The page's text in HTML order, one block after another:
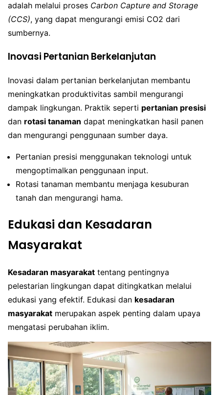
adalah melalui proses Carbon Capture and Storage
(CCS), yang dapat mengurangi emisi CO2 dari
sumbernya.
Inovasi Pertanian Berkelanjutan
Inovasi dalam pertanian berkelanjutan membantu
meningkatkan produktivitas sambil mengurangi
dampak lingkungan. Praktik seperti pertanian presisi
dan rotasi tanaman dapat meningkatkan hasil panen
dan mengurangi penggunaan sumber daya.
Pertanian presisi menggunakan teknologi untuk
mengoptimalkan penggunaan input.
Rotasi tanaman membantu menjaga kesuburan
tanah dan mengurangi hama.
Edukasi dan Kesadaran
Masyarakat
Kesadaran masyarakat tentang pentingnya
pelestarian lingkungan dapat ditingkatkan melalui
edukasi yang efektif. Edukasi dan kesadaran
masyarakat merupakan aspek penting dalam upaya
mengatasi perubahan iklim.